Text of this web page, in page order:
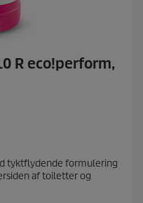
R eco!perform,
tyktflydende formulering
af toiletter og